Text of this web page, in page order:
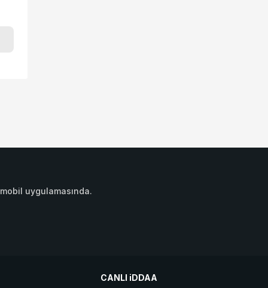
uygulamasında.
CANLI iDDAA